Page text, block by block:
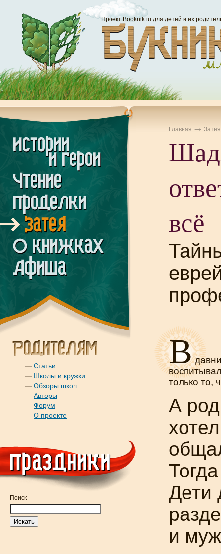
Проект Booknik.ru для детей и их
— Статьи
— Школы и кружки
— Обзоры школ
— Авторы
— Форум
— О проекте
Поиск
Главная Затея
всё
В
только то,
А
Дети
и